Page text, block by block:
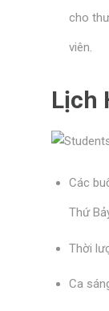
cho
viên.
Lịch
Các
Thứ
Thời
Ca